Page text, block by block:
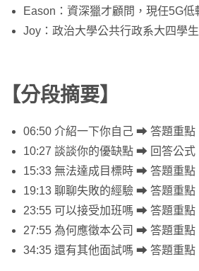
Eason：資深獵才顧問，現任5G
Joy：政治大學公共行政系大四學
【分段摘要】
06:50 介紹一下你自己 ➡ 答題重點
10:27 談談你的優缺點 ➡ 回答公式
15:33 無法達成目標時 ➡ 答題重點
19:13 聊聊失敗的經驗 ➡ 答題重點
23:55 可以接受加班嗎 ➡ 答題重點
27:55 為何應徵本公司 ➡ 答題重點
34:35 還有其他面試嗎 ➡ 答題重點